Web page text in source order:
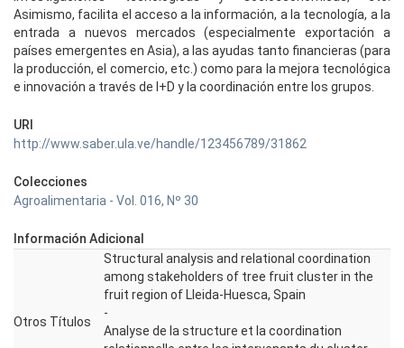
Asimismo, facilita el acceso a la información, a la tecnología, a la
entrada a nuevos mercados (especialmente exportación a
países emergentes en Asia), a las ayudas tanto financieras (para
la producción, el comercio, etc.) como para la mejora tecnológica
e innovación a través de I+D y la coordinación entre los grupos.
URI
http://www.saber.ula.ve/handle/123456789/31862
Colecciones
Agroalimentaria - Vol. 016, Nº 30
Información Adicional
Otros Títulos
Structural analysis and relational coordination
among stakeholders of tree fruit cluster in the
fruit region of Lleida-Huesca, Spain
-
Analyse de la structure et la coordination